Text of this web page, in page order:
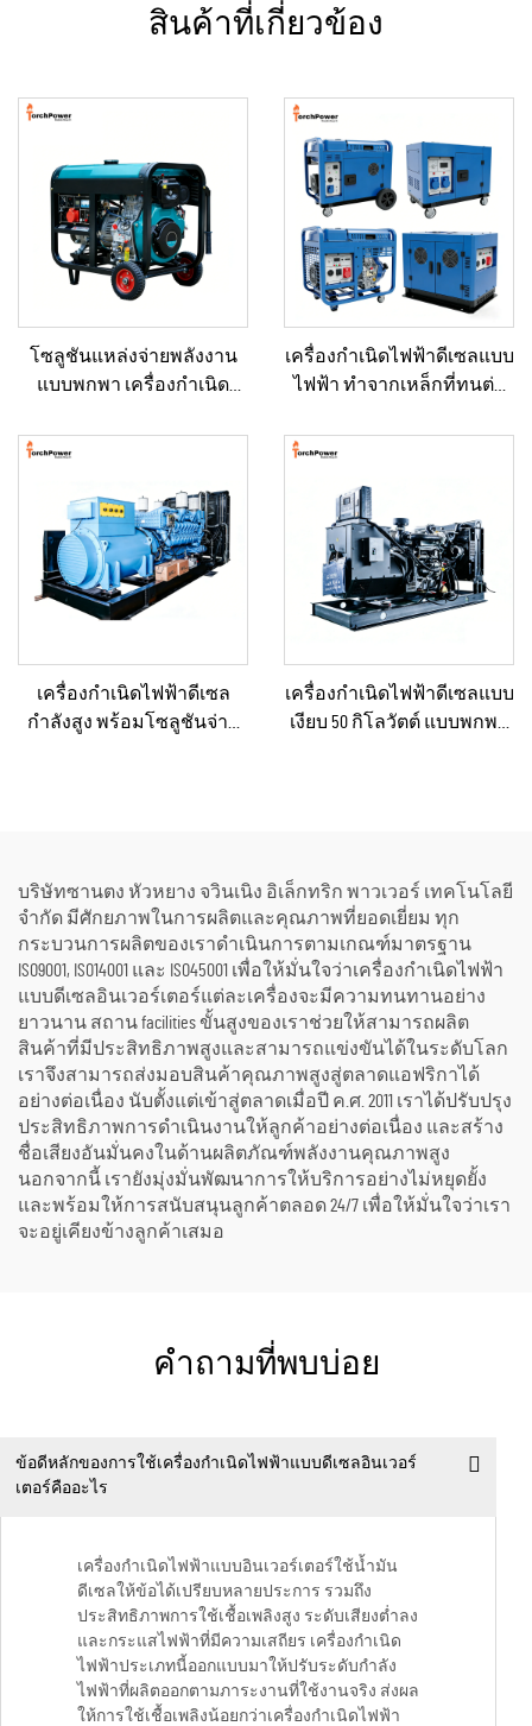
สินค้าที่เกี่ยวข้อง
โซลูชันแหล่งจ่ายพลังงาน
แบบพกพา เครื่องกำเนิด
วัตต์ สำหรับบ้าน/ร้านค้า/
ฉุกเฉิน
เครื่องกำเนิดไฟฟ้าดีเซลแบบ
ไฟฟ้า ทำจากเหล็กที่ทนต่อ
กระแทก สำหรับใช้เป็น
เครื่องกำเนิดไฟฟ้าดีเซล
กำลังสูง พร้อมโซลูชันจ่าย
เครื่องกำเนิดไฟฟ้าดีเซลแบบ
เงียบ 50 กิโลวัตต์ แบบพกพา
บริษัทซานตง หัวหยาง จวินเนิง อิเล็กทริก พาวเวอร์ เทคโนโลยี
จำกัด มีศักยภาพในการผลิตและคุณภาพที่ยอดเยี่ยม ทุก
กระบวนการผลิตของเราดำเนินการตามเกณฑ์มาตรฐาน
ISO9001, ISO14001 และ ISO45001 เพื่อให้มั่นใจว่าเครื่องกำเนิดไฟฟ้า
แบบดีเซลอินเวอร์เตอร์แต่ละเครื่องจะมีความทนทานอย่าง
ยาวนาน สถาน facilities ขั้นสูงของเราช่วยให้สามารถผลิต
สินค้าที่มีประสิทธิภาพสูงและสามารถแข่งขันได้ในระดับโลก
เราจึงสามารถส่งมอบสินค้าคุณภาพสูงสู่ตลาดแอฟริกาได้
อย่างต่อเนื่อง นับตั้งแต่เข้าสู่ตลาดเมื่อปี ค.ศ. 2011 เราได้ปรับปรุง
ประสิทธิภาพการดำเนินงานให้ลูกค้าอย่างต่อเนื่อง และสร้าง
ชื่อเสียงอันมั่นคงในด้านผลิตภัณฑ์พลังงานคุณภาพสูง
นอกจากนี้ เรายังมุ่งมั่นพัฒนาการให้บริการอย่างไม่หยุดยั้ง
และพร้อมให้การสนับสนุนลูกค้าตลอด 24/7 เพื่อให้มั่นใจว่าเรา
จะอยู่เคียงข้างลูกค้าเสมอ
คำถามที่พบบ่อย
ข้อดีหลักของการใช้เครื่องกำเนิดไฟฟ้าแบบดีเซลอินเวอร์
เตอร์คืออะไร
เครื่องกำเนิดไฟฟ้าแบบอินเวอร์เตอร์ใช้น้ำมัน
ดีเซลให้ข้อได้เปรียบหลายประการ รวมถึง
ประสิทธิภาพการใช้เชื้อเพลิงสูง ระดับเสียงต่ำลง
และกระแสไฟฟ้าที่มีความเสถียร เครื่องกำเนิด
ไฟฟ้าประเภทนี้ออกแบบมาให้ปรับระดับกำลัง
ไฟฟ้าที่ผลิตออกตามภาระงานที่ใช้งานจริง ส่งผล
ให้การใช้เชื้อเพลิงน้อยกว่าเครื่องกำเนิดไฟฟ้า